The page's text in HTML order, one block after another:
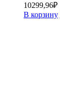
10299,96₽
В корзину